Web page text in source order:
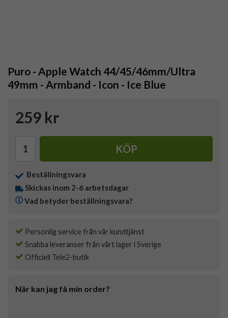
Puro - Apple Watch 44/45/46mm/Ultra
49mm - Armband - Icon - Ice Blue
259 kr
KÖP
Beställningsvara
Skickas inom 2-6 arbetsdagar
Vad betyder beställningsvara?
Personlig service från vår kundtjänst
Snabba leveranser från vårt lager i Sverige
Officiell Tele2-butik
När kan jag få min order?